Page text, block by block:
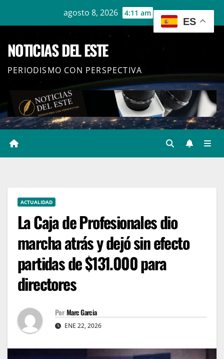
agosto 8, 2026 4:11 am
NOTICIAS DEL ESTE
PERIODISMO CON PERSPECTIVA
ACTUALIDAD
La Caja de Profesionales dio
marcha atrás y dejó sin efecto
partidas de $131.000 para
directores
Por Marc Garcia
ENE 22, 2026
ES